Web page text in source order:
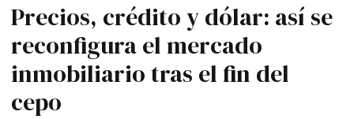
Precios, crédito y dólar: así se
reconfigura el mercado
inmobiliario tras el fin del
cepo